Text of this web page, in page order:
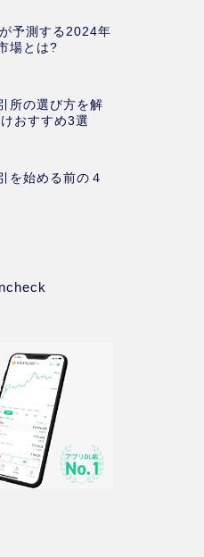
予測する2024年
場とは?
所の選び方を解
おすすめ3選
を始める前の４